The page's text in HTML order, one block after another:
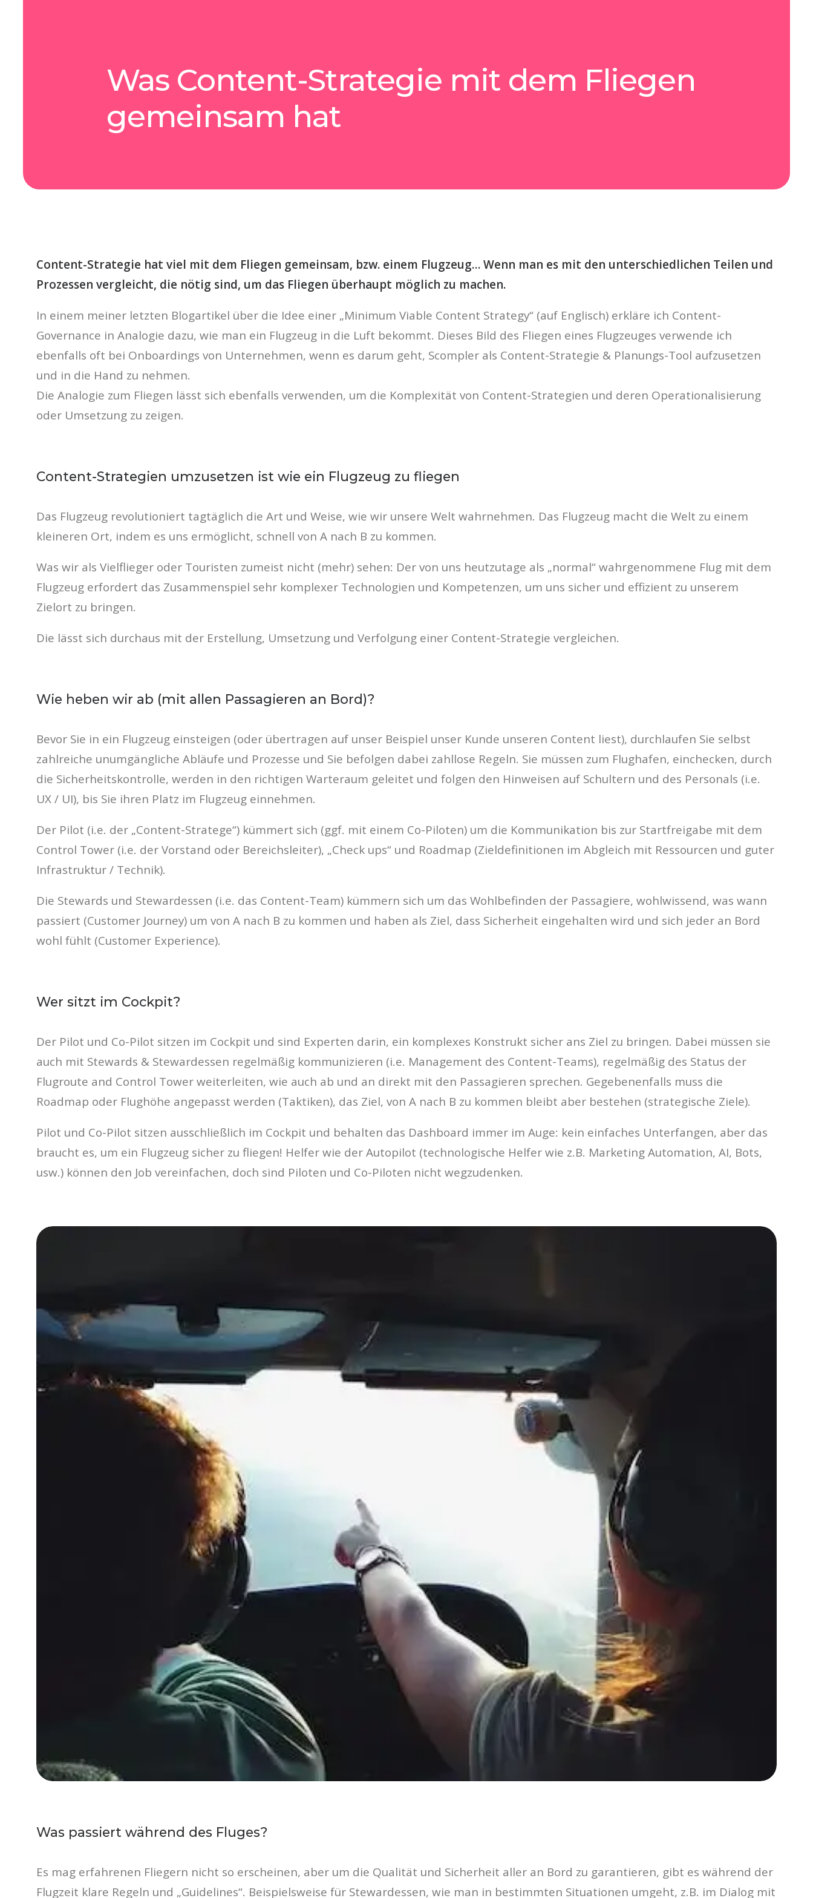
Was Content-Strategie mit dem Fliegen
gemeinsam hat
Content-Strategie hat viel mit dem Fliegen gemeinsam, bzw. einem Flugzeug… Wenn man es mit den unterschiedlichen Teilen und
Prozessen vergleicht, die nötig sind, um das Fliegen überhaupt möglich zu machen.
In einem meiner letzten Blogartikel über die Idee einer „Minimum Viable Content Strategy“ (auf Englisch) erkläre ich Content-
Governance in Analogie dazu, wie man ein Flugzeug in die Luft bekommt. Dieses Bild des Fliegen eines Flugzeuges verwende ich
ebenfalls oft bei Onboardings von Unternehmen, wenn es darum geht, Scompler als Content-Strategie & Planungs-Tool aufzusetzen
und in die Hand zu nehmen.
Die Analogie zum Fliegen lässt sich ebenfalls verwenden, um die Komplexität von Content-Strategien und deren Operationalisierung
oder Umsetzung zu zeigen.
Content-Strategien umzusetzen ist wie ein Flugzeug zu fliegen
Das Flugzeug revolutioniert tagtäglich die Art und Weise, wie wir unsere Welt wahrnehmen. Das Flugzeug macht die Welt zu einem
kleineren Ort, indem es uns ermöglicht, schnell von A nach B zu kommen.
Was wir als Vielflieger oder Touristen zumeist nicht (mehr) sehen: Der von uns heutzutage als „normal“ wahrgenommene Flug mit dem
Flugzeug erfordert das Zusammenspiel sehr komplexer Technologien und Kompetenzen, um uns sicher und effizient zu unserem
Zielort zu bringen.
Die lässt sich durchaus mit der Erstellung, Umsetzung und Verfolgung einer Content-Strategie vergleichen.
Wie heben wir ab (mit allen Passagieren an Bord)?
Bevor Sie in ein Flugzeug einsteigen (oder übertragen auf unser Beispiel unser Kunde unseren Content liest), durchlaufen Sie selbst
zahlreiche unumgängliche Abläufe und Prozesse und Sie befolgen dabei zahllose Regeln. Sie müssen zum Flughafen, einchecken, durch
die Sicherheitskontrolle, werden in den richtigen Warteraum geleitet und folgen den Hinweisen auf Schultern und des Personals (i.e.
UX / UI), bis Sie ihren Platz im Flugzeug einnehmen.
Der Pilot (i.e. der „Content-Stratege“) kümmert sich (ggf. mit einem Co-Piloten) um die Kommunikation bis zur Startfreigabe mit dem
Control Tower (i.e. der Vorstand oder Bereichsleiter), „Check ups“ und Roadmap (Zieldefinitionen im Abgleich mit Ressourcen und guter
Infrastruktur / Technik).
Die Stewards und Stewardessen (i.e. das Content-Team) kümmern sich um das Wohlbefinden der Passagiere, wohlwissend, was wann
passiert (Customer Journey) um von A nach B zu kommen und haben als Ziel, dass Sicherheit eingehalten wird und sich jeder an Bord
wohl fühlt (Customer Experience).
Wer sitzt im Cockpit?
Der Pilot und Co-Pilot sitzen im Cockpit und sind Experten darin, ein komplexes Konstrukt sicher ans Ziel zu bringen. Dabei müssen sie
auch mit Stewards & Stewardessen regelmäßig kommunizieren (i.e. Management des Content-Teams), regelmäßig des Status der
Flugroute and Control Tower weiterleiten, wie auch ab und an direkt mit den Passagieren sprechen. Gegebenenfalls muss die
Roadmap oder Flughöhe angepasst werden (Taktiken), das Ziel, von A nach B zu kommen bleibt aber bestehen (strategische Ziele).
Pilot und Co-Pilot sitzen ausschließlich im Cockpit und behalten das Dashboard immer im Auge: kein einfaches Unterfangen, aber das
braucht es, um ein Flugzeug sicher zu fliegen! Helfer wie der Autopilot (technologische Helfer wie z.B. Marketing Automation, AI, Bots,
usw.) können den Job vereinfachen, doch sind Piloten und Co-Piloten nicht wegzudenken.
Was passiert während des Fluges?
Es mag erfahrenen Fliegern nicht so erscheinen, aber um die Qualität und Sicherheit aller an Bord zu garantieren, gibt es während der
Flugzeit klare Regeln und „Guidelines“. Beispielsweise für Stewardessen, wie man in bestimmten Situationen umgeht, z.B. im Dialog mit